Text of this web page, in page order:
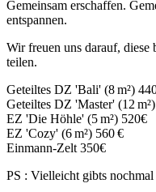
Gemeinsam erschaffen.
entspannen.
Wir freuen uns darauf, diese
teilen.
Geteiltes DZ 'Bali' (8 m²)
Geteiltes DZ 'Master' (12
EZ 'Die Höhle' (5 m²) 520€
EZ 'Cozy' (6 m²) 560 €
Einmann-Zelt 350€
PS : Vielleicht gibts